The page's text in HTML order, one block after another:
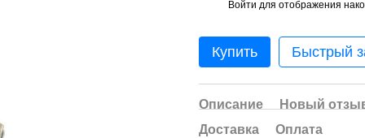
Войти для отображения
Купить Быстрый
Описание
Новый
Доставка
Оплата